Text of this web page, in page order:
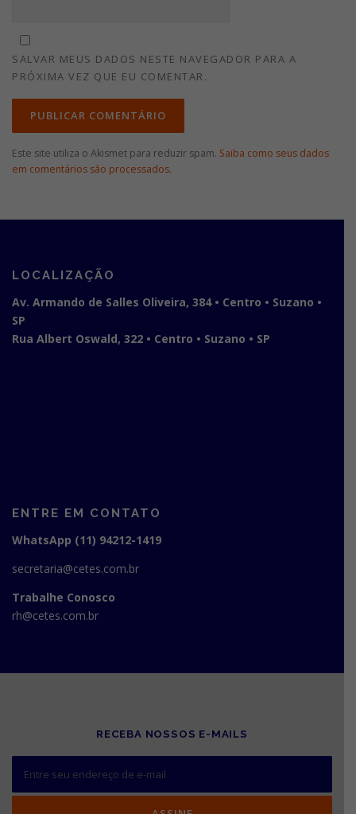
SALVAR MEUS DADOS NESTE NAVEGADOR PARA A
PRÓXIMA VEZ QUE EU COMENTAR.
Este site utiliza o Akismet para reduzir spam. Saiba como seus dados
em comentários são processados.
LOCALIZAÇÃO
Av. Armando de Salles Oliveira, 384 • Centro • Suzano •
SP
Rua Albert Oswald, 322 • Centro • Suzano • SP
ENTRE EM CONTATO
WhatsApp (11) 94212-1419
secretaria@cetes.com.br
Trabalhe Conosco
rh@cetes.com.br
RECEBA NOSSOS E-MAILS